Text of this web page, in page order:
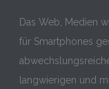
Das Web, Medien
für Smartphones
langwierigen und